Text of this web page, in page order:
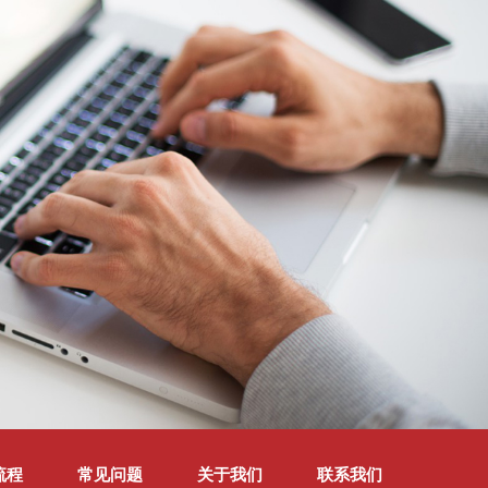
程 常见问题 关于我们 联系我们